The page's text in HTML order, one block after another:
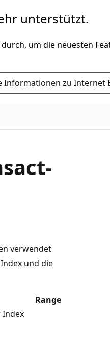
unterstützt.
um die neuesten
Informationen zu Internet
verwendet
und die
Range
Index